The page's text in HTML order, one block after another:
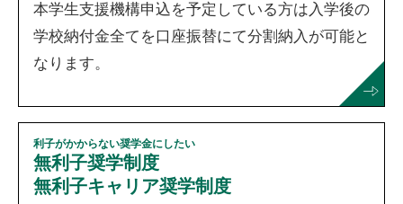
本学生支援機構申込を予定している方は入学後の
学校納付金全てを口座振替にて分割納入が可能と
なります。
利子がかからない奨学金にしたい
無利子奨学制度
無利子キャリア奨学制度